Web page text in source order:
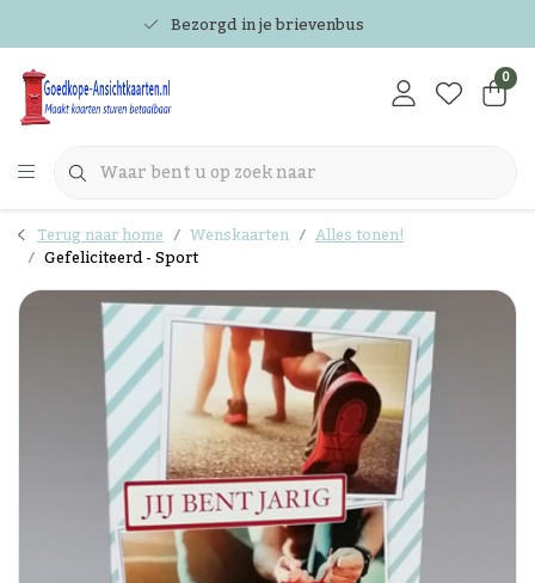
Bezorgd in je brievenbus
0
Terug naar home Wenskaarten Alles tonen!
Gefeliciteerd - Sport